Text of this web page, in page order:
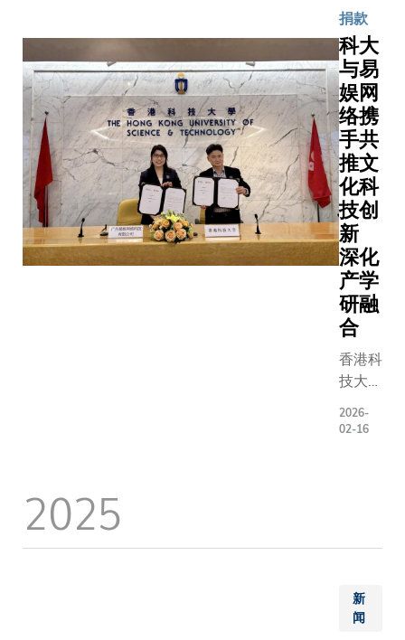
华民教
授共同
主礼。
仪式
上，张
女士强
调教育
是培养
人才、
推动国
家发展
的重要
基石。
她表
示：
「透过
设立
『张心
金』，
的同学
质的支
持，鼓
毅可教
授、副校
长（大学
拓展）吴
宏伟教
授、副校
长（研究
及发展）
郑光廷教
授及副校
长（发
展）邝家
陞工程
师，一同
见证这个
重要时
刻。 叶玉
如校长于
典礼中致
辞表示：
书法家及
一直致力
于中华文
多位政
府官
员、业
界领袖
及大学
社群成
员聚首
一堂，
共同回
顾科大
三十五
年来卓
越非凡
的发展
历程。
里程碑
意义的
启动仪
式以
勇于开
拓、敢
捐款
科大
与易
娱网
络携
手共
推文
化科
技创
新
深化
产学
研融
合
香港科
技大学
大）与
签署仪
志双方
在科研
2026-
02-16
2025
新
闻